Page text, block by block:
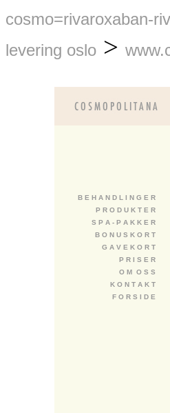
cosmo=rivaroxaban-
levering oslo >
B E H A N D L I N G E R
P R O D U K T E R
S P A - P A K K E R
B O N U S K O R T
G A V E K O R T
P R I S E R
O M O S S
K O N T A K T
F O R S I D E